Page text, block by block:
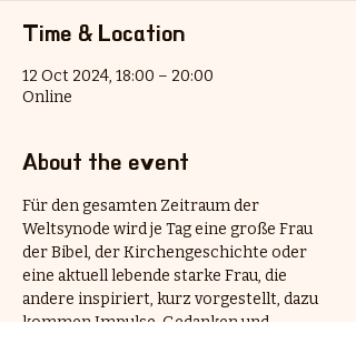
Time & Location
12 Oct 2024, 18:00 – 20:00
Online
About the event
Für den gesamten Zeitraum der
Weltsynode wird je Tag eine große Frau
der Bibel, der Kirchengeschichte oder
eine aktuell lebende starke Frau, die
andere inspiriert, kurz vorgestellt, dazu
kommen Impulse, Gedanken und